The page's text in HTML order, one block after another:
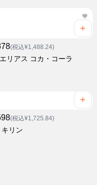
(税込¥1,488.24)
リアス コカ・コーラ
(税込¥1,725.84)
リン